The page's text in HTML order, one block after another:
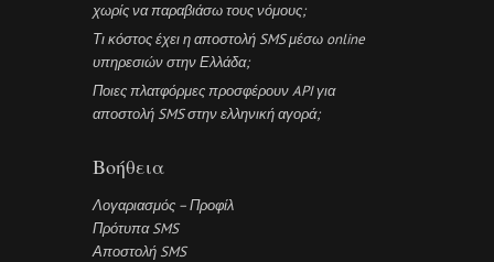
χωρίς να παραβιάσω τους νόμους;
Τι κόστος έχει η αποστολή SMS μέσω online
υπηρεσιών στην Ελλάδα;
Ποιες πλατφόρμες προσφέρουν API για
αποστολή SMS στην ελληνική αγορά;
Βοήθεια
Λογαριασμός – Προφίλ
Πρότυπα SMS
Αποστολή SMS